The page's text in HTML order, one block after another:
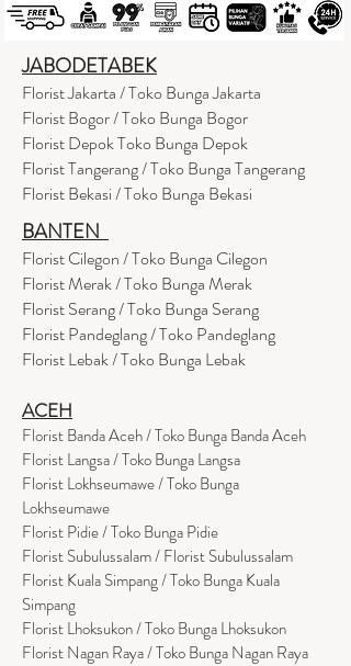
JABODETABEK
Florist Jakarta / Toko Bunga Jakarta
Florist Bogor / Toko Bunga Bogor
Florist Depok Toko Bunga Depok
Florist Tangerang / Toko Bunga Tangerang
Florist Bekasi / Toko Bunga Bekasi
BANTEN
Florist Cilegon / Toko Bunga Cilegon
Florist Merak / Toko Bunga Merak
Florist Serang / Toko Bunga Serang
Florist Pandeglang / Toko Pandeglang
Florist Lebak / Toko Bunga Lebak
ACEH
Florist Banda Aceh / Toko Bunga Banda Aceh
Florist Langsa / Toko Bunga Langsa
Florist Lokhseumawe / Toko Bunga
Lokhseumawe
Florist Pidie / Toko Bunga Pidie
Florist Subulussalam / Florist Subulussalam
Florist Kuala Simpang / Toko Bunga Kuala
Simpang
Florist Lhoksukon / Toko Bunga Lhoksukon
Florist Nagan Raya / Toko Bunga Nagan Raya